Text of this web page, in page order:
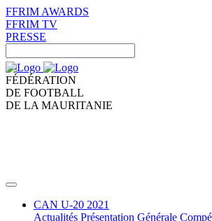
FFRIM AWARDS
FFRIM TV
PRESSE
FÉDÉRATION
DE FOOTBALL
DE LA MAURITANIE
CAN U-20 2021
Actualités Présentation Générale